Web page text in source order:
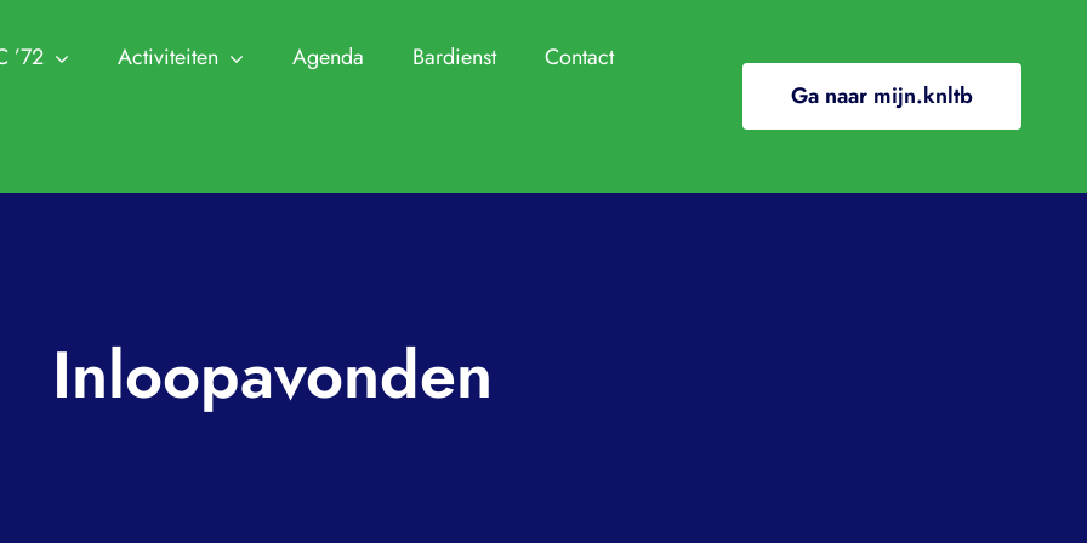
’72
Commissies
park en sleutel
Aanmelden Leden
Jeugd
Regeling Introducés
KNLTB ClubApp
Protocol gewenst gedrag
Activiteiten
Clubkampioenschappen
KNLTB Najaarscompetitie
Jeugdtennis
Pinnenlandtoernooi
Agenda Bardienst
Contact
Ga naar mijn.knltb
Inloopavonden